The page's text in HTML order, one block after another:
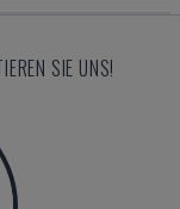
SIE UNS!